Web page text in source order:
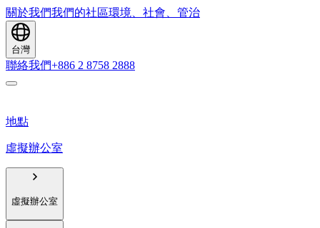
關於我們我們的社區環境、社會、管治
台灣
聯絡我們+886 2 8758 2888
地點
虛擬辦公室
虛擬辦公室